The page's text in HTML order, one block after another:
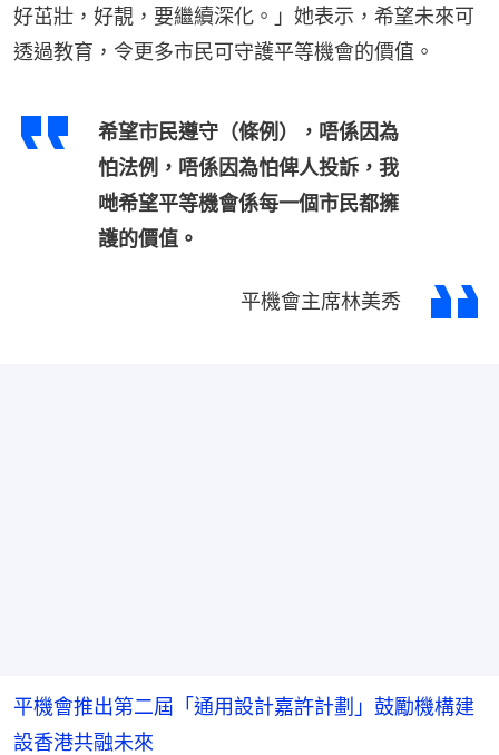
好茁壯，好靚，要繼續深化。」她表示，希望未來可
透過教育，令更多市民可守護平等機會的價值。
希望市民遵守（條例），唔係因為
怕法例，唔係因為怕俾人投訴，我
哋希望平等機會係每一個市民都擁
護的價值。
平機會主席林美秀
平機會推出第二屆「通用設計嘉許計劃」鼓勵機構建
設香港共融未來